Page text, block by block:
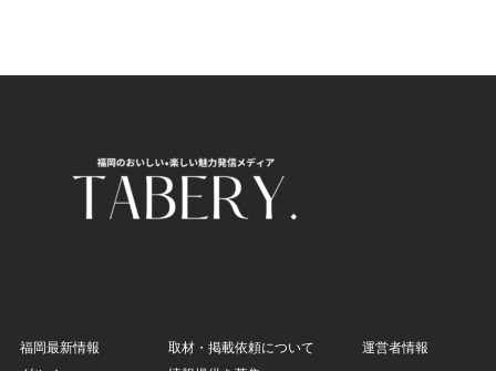
福岡最新情報
取材・掲載依頼について
運営者情報